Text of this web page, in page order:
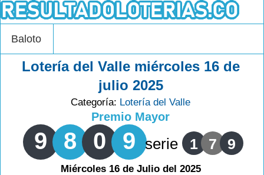
Baloto
Lotería del Valle miércoles 16 de
julio 2025
Categoría: Lotería del Valle
Premio Mayor
9 8 0 9 serie 1 7 9
Miércoles 16 de Julio del 2025